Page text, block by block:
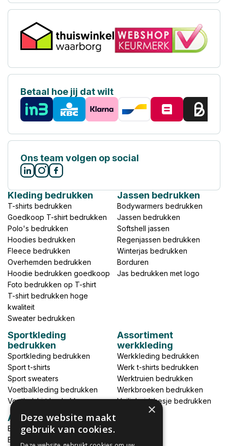
Betaal hoe jij dat wilt
Ons team volgen op social
Kleding bedrukken
T-shirts bedrukken
Goedkoop T-shirt bedrukken
Polo's bedrukken
Hoodies bedrukken
Fleece bedrukken
Overhemden bedrukken
Hoodie bedrukken goedkoop
Foto bedrukken op T-shirt
T-shirt bedrukken hoge
kwaliteit
Sweater bedrukken
Jassen bedrukken
Bodywarmers bedrukken
Jassen bedrukken
Softshell jassen
Regenjassen bedrukken
Winterjas bedrukken
Borduren
Jas bedrukken met logo
Sportkleding
bedrukken
Sportkleding bedrukken
Sport t-shirts
Sport sweaters
Voetbalkleding bedrukken
Voetbalshirt bedrukken
Assortiment
werkkleding
Werkkleding bedrukken
Werk t-shirts bedrukken
Werktruien bedrukken
Werkbroeken bedrukken
Veiligheidshesje bedrukken
Accessoires
Babykleding bedrukken
Broek bedrukken
×
Deze website maakt
gebruik van cookies.